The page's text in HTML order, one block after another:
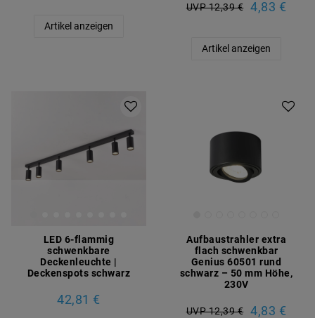
Artikel anzeigen
UVP 12,39 € 4,83 €
Artikel anzeigen
LED 6-flammig
schwenkbare
Deckenleuchte |
Deckenspots schwarz
42,81 €
Aufbaustrahler extra
flach schwenkbar
Genius 60501 rund
schwarz – 50 mm Höhe,
230V
UVP 12,39 € 4,83 €